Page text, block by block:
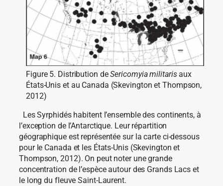
Figure 5. Distribution deSericomyia militarisaux
États-Unis et au Canada (Skevington et Thompson,
2012)
Les Syrphidés habitent l’ensemble des continents, à
l’exception de l’Antarctique. Leur répartition
géographique est représentée sur la carte ci-dessous
pour le Canada et les États-Unis (Skevington et
Thompson, 2012). On peut noter une grande
concentration de l’espèce autour des Grands Lacs et
le long du fleuve Saint-Laurent.